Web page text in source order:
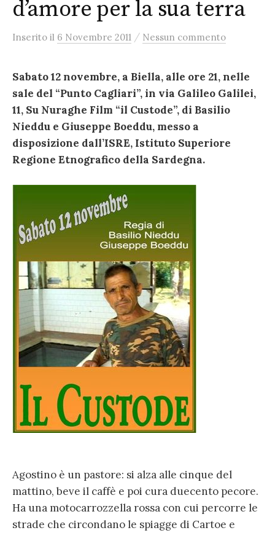
d’amore per la sua terra
Inserito il 6 Novembre 2011 / Nessun commento
Sabato 12 novembre, a Biella, alle ore 21, nelle
sale del “Punto Cagliari”, in via Galileo Galilei,
11, Su Nuraghe Film “il Custode”, di Basilio
Nieddu e Giuseppe Boeddu, messo a
disposizione dall’ISRE, Istituto Superiore
Regione Etnografico della Sardegna.
Agostino è un pastore: si alza alle cinque del
mattino, beve il caffè e poi cura duecento pecore.
Ha una motocarrozzella rossa con cui percorre le
strade che circondano le spiagge di Cartoe e